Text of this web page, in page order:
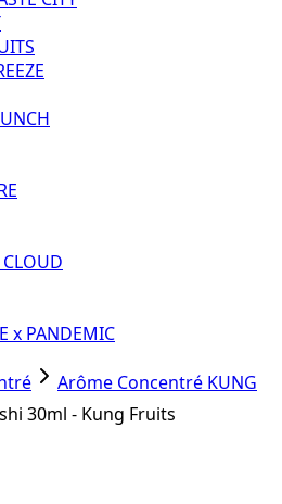
x PANDEMIC
Arôme Concentré KUNG
30ml - Kung Fruits